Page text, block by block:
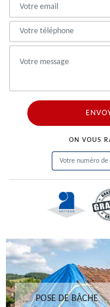
ON VOUS
POSE DE BÂCHE